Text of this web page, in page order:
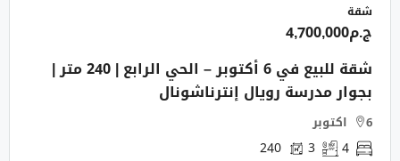
شقة
ج.م4,700,000
شقة للبيع في 6 أكتوبر – الحي الرابع | 240 متر |
بجوار مدرسة رويال إنترناشونال
6 اكتوبر
4
3
240